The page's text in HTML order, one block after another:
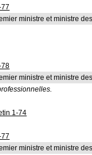
ministre et ministre
78
ministre et ministre
1-74
ministre et ministre